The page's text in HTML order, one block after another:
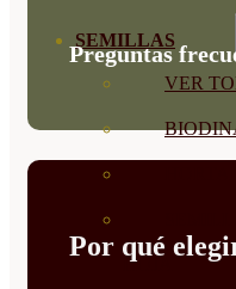
SEMILLAS
VER
HOJA
Preguntas
Por qué